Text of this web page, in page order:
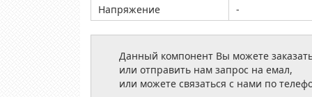
Напряжение
-
Данный компонент Вы можете
или отправить нам запрос на емал,
или можете связаться с нами по